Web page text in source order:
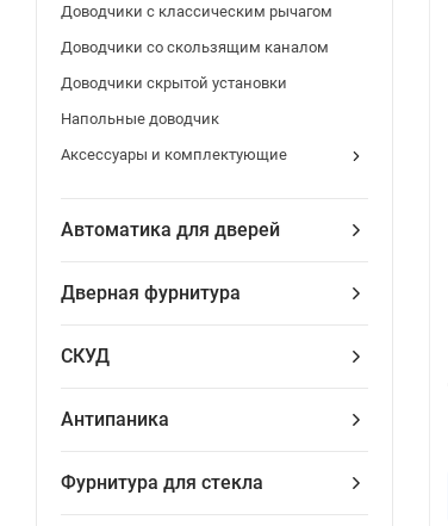
Доводчики с классическим рычагом
Доводчики со скользящим каналом
Доводчики скрытой установки
Напольные доводчик
Аксессуары и комплектующие
Автоматика для дверей
Дверная фурнитура
СКУД
Антипаника
Фурнитура для стекла